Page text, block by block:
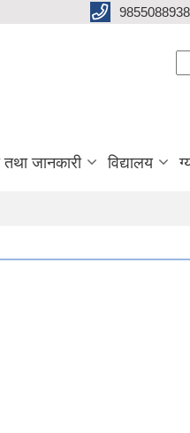
9855088938
जानकारी विद्यालय